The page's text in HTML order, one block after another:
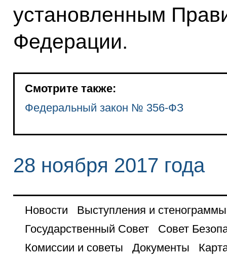
установленным
Федерации.
Смотрите также:
Федеральный закон № 356-ФЗ
28 ноября 2017 года
Новости
Выступления и стенограммы
Государственный Совет
Совет
Комиссии и советы
Документы